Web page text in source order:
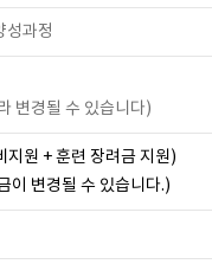
성과정
될 수 있습니다)
원 + 훈련 장려금 지원)
이 변경될 수 있습니다.)